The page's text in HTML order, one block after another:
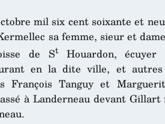
mil six cent soixante et
sa femme, sieur et
de StHouardon, écuyer
en la dite ville, et autres
François Tanguy et
à Landerneau devant